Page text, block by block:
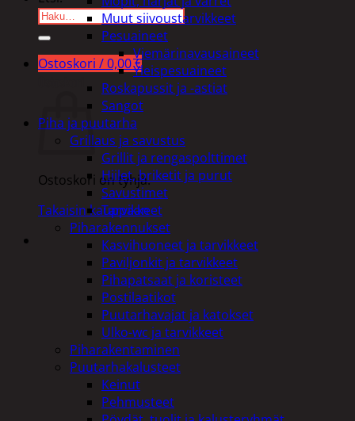
Ostoskori /0,00€
Ostoskori on tyhjä.
Takaisin kauppaan
Muut siivoustarvikkeet
Pesuaineet
Viemärinavausaineet
Yleispesuaineet
Roskapussit ja -astiat
Sangot
Piha ja puutarha
Grillaus ja savustus
Grillit ja rengaspolttimet
Hiilet, briketit ja purut
Savustimet
Tarvikkeet
Piharakennukset
Kasvihuoneet ja tarvikkeet
Paviljonkit ja tarvikkeet
Pihapatsaat ja koristeet
Postilaatikot
Puutarhavajat ja katokset
Ulko-wc ja tarvikkeet
Piharakentaminen
Puutarhakalusteet
Keinut
Pehmusteet